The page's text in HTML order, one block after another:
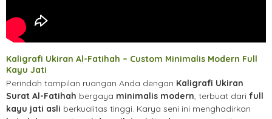
Kaligrafi Ukiran Al-Fatihah – Custom Minimalis Modern Full
Kayu Jati
Perindah tampilan ruangan Anda dengan Kaligrafi Ukiran
Surat Al-Fatihah bergaya minimalis modern, terbuat dari full
kayu jati asli berkualitas tinggi. Karya seni ini menghadirkan